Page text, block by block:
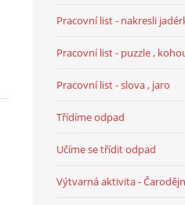
Pracovní list - nakresli
Pracovní list - puzzle ,
Pracovní list - slova , jaro
Třídíme odpad
Učíme se třídit odpad
Výtvarná aktivita -